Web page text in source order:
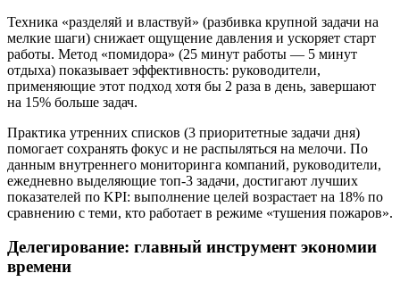
Техника «разделяй и властвуй» (разбивка крупной задачи на
мелкие шаги) снижает ощущение давления и ускоряет старт
работы. Метод «помидора» (25 минут работы — 5 минут
отдыха) показывает эффективность: руководители,
применяющие этот подход хотя бы 2 раза в день, завершают
на 15% больше задач.
Практика утренних списков (3 приоритетные задачи дня)
помогает сохранять фокус и не распыляться на мелочи. По
данным внутреннего мониторинга компаний, руководители,
ежедневно выделяющие топ-3 задачи, достигают лучших
показателей по KPI: выполнение целей возрастает на 18% по
сравнению с теми, кто работает в режиме «тушения пожаров».
Делегирование: главный инструмент экономии
времени